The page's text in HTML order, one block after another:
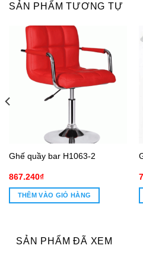
SẢN PHẨM TƯƠNG TỰ
Ghế quầy bar H1063-2
867.240₫
THÊM VÀO GIỎ HÀNG
SẢN PHẨM ĐÃ XEM